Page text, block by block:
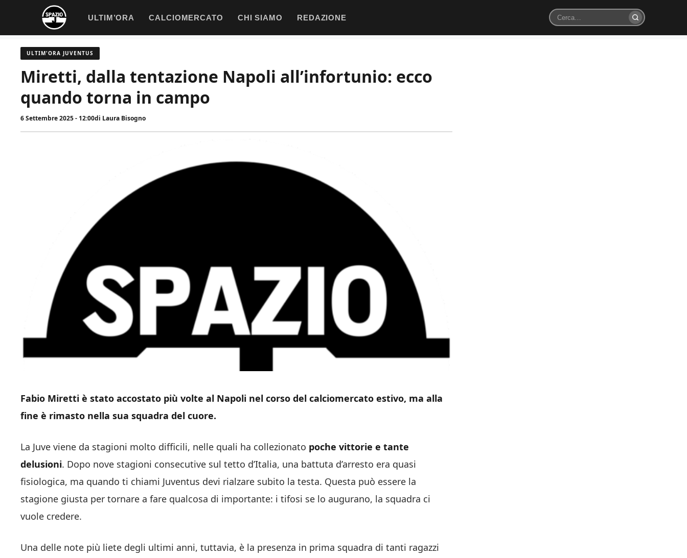
contenuto
ULTIM’ORA CALCIOMERCATO CHI SIAMO REDAZIONE
Cerca
ULTIM'ORA JUVENTUS
Miretti, dalla tentazione Napoli all’infortunio: ecco
quando torna in campo
6 Settembre 2025 - 12:00di Laura Bisogno
Fabio Miretti è stato accostato più volte al Napoli nel corso del calciomercato estivo, ma alla
fine è rimasto nella sua squadra del cuore.
La Juve viene da stagioni molto difficili, nelle quali ha collezionato poche vittorie e tante
delusioni. Dopo nove stagioni consecutive sul tetto d’Italia, una battuta d’arresto era quasi
fisiologica, ma quando ti chiami Juventus devi rialzare subito la testa. Questa può essere la
stagione giusta per tornare a fare qualcosa di importante: i tifosi se lo augurano, la squadra ci
vuole credere.
Una delle note più liete degli ultimi anni, tuttavia, è la presenza in prima squadra di tanti ragazzi